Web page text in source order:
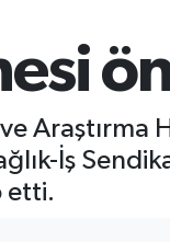
Araştırma
İş
etti.